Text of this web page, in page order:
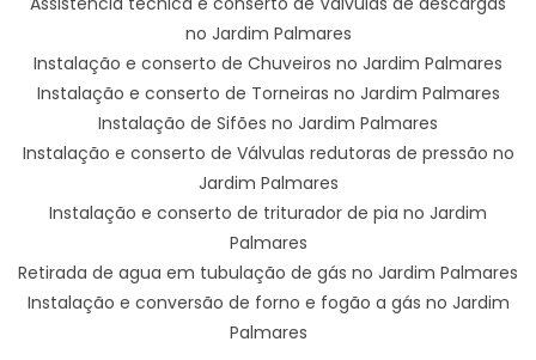
no Jardim Palmares
Instalação e conserto de Chuveiros no Jardim Palmares
Instalação e conserto de Torneiras no Jardim Palmares
Instalação de Sifões no Jardim Palmares
Instalação e conserto de Válvulas redutoras de pressão no
Jardim Palmares
Instalação e conserto de triturador de pia no Jardim
Palmares
Retirada de agua em tubulação de gás no Jardim Palmares
Instalação e conversão de forno e fogão a gás no Jardim
Palmares